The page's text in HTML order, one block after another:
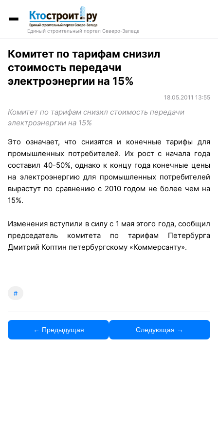
Единый строительный портал Северо-Запада
Комитет по тарифам снизил
стоимость передачи
электроэнергии на 15%
18.05.2011 13:55
Комитет по тарифам снизил стоимость передачи
электроэнергии на 15%
Это означает, что снизятся и конечные тарифы для
промышленных потребителей. Их рост с начала года
составил 40-50%, однако к концу года конечные цены
на электроэнергию для промышленных потребителей
вырастут по сравнению с 2010 годом не более чем на
15%.
Изменения вступили в силу с 1 мая этого года, сообщил
председатель комитета по тарифам Петербурга
Дмитрий Коптин петербургскому «Коммерсанту».
#
← Предыдущая Следующая →